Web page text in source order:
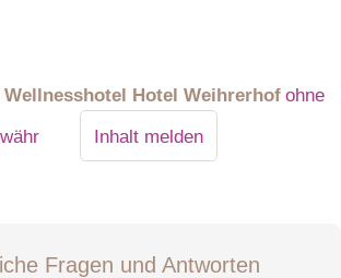
Wellnesshotel Hotel Weihrerhof ohne
Inhalt melden
Fragen und Antworten